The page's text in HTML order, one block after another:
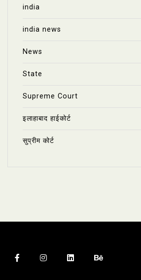
india
india news
News
State
Supreme Court
इलाहाबाद हाईकोर्ट
सुप्रीम कोर्ट